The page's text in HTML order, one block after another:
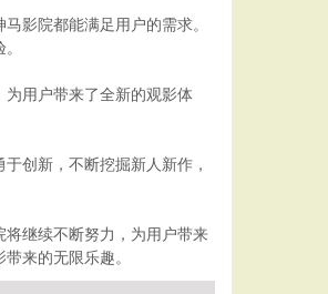
影院都能满足用户的需求。
用户带来了全新的观影体
创新，不断挖掘新人新作，
继续不断努力，为用户带来
来的无限乐趣。